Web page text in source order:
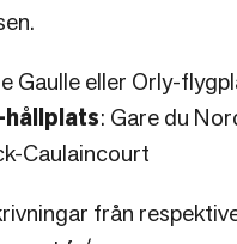
Gaulle eller Orly-
hållplats: Gare du
Caulaincourt
från